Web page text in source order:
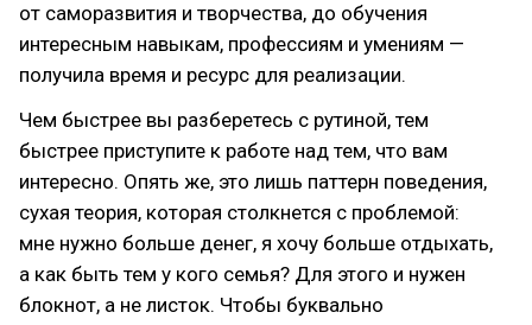
от саморазвития и творчества, до обучения
интересным навыкам, профессиям и умениям —
получила время и ресурс для реализации.
Чем быстрее вы разберетесь с рутиной, тем
быстрее приступите к работе над тем, что вам
интересно. Опять же, это лишь паттерн поведения,
сухая теория, которая столкнется с проблемой:
мне нужно больше денег, я хочу больше отдыхать,
а как быть тем у кого семья? Для этого и нужен
блокнот, а не листок. Чтобы буквально